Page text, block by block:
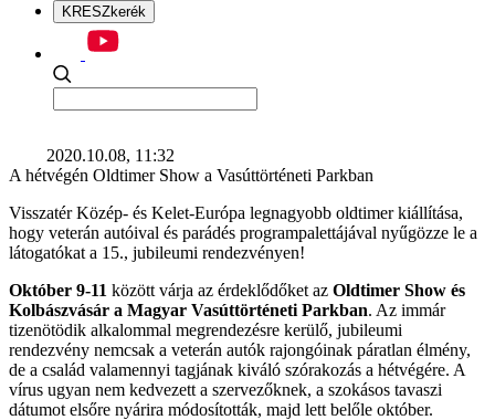
KRESZkerék
2020.10.08, 11:32
A hétvégén Oldtimer Show a Vasúttörténeti Parkban
Visszatér Közép- és Kelet-Európa legnagyobb oldtimer kiállítása,
hogy veterán autóival és parádés programpalettájával nyűgözze le a
látogatókat a 15., jubileumi rendezvényen!
Október 9-11 között várja az érdeklődőket az Oldtimer Show és
Kolbászvásár a Magyar Vasúttörténeti Parkban. Az immár
tizenötödik alkalommal megrendezésre kerülő, jubileumi
rendezvény nemcsak a veterán autók rajongóinak páratlan élmény,
de a család valamennyi tagjának kiváló szórakozás a hétvégére. A
vírus ugyan nem kedvezett a szervezőknek, a szokásos tavaszi
dátumot elsőre nyárira módosították, majd lett belőle október.